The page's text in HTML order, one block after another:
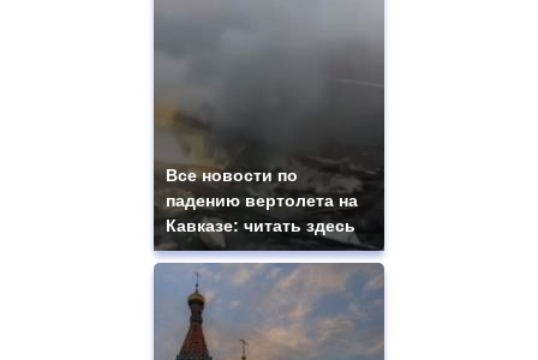
Все новости по
падению вертолета на
Кавказе: читать здесь